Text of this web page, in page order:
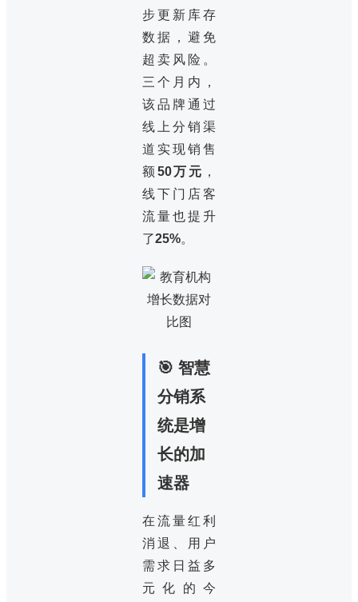
步更新库存
数据，避免
超卖风险。
三个月内，
该品牌通过
线上分销渠
道实现销售
额50万元 ，
线下门店客
流量也提升
了25%。
🎯 智慧
分销系
统是增
长的加
速器
在流量红利
消退、用户
需求日益多
元化的今